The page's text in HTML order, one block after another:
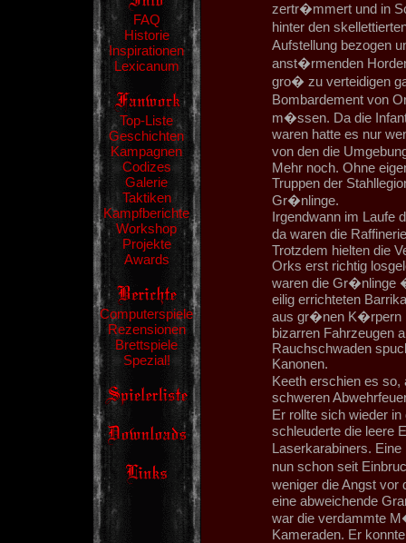
FAQ
Historie
Inspirationen
Lexicanum
Top-Liste
Geschichten
Kampagnen
Codizes
Galerie
Taktiken
Kampfberichte
Workshop
Projekte
Awards
Computerspiele
Rezensionen
Brettspiele
Spezial!
zertr�mmert und in
hinter den
Aufstellung bezogen
anst�rmenden
gro� zu verteidigen
Bombardement von
m�ssen. Da die
waren hatte es nur
von den die
Mehr noch. Ohne
Truppen der
Gr�nlinge.
Irgendwann im Laufe
da waren die
Trotzdem hielten die
Orks erst richtig
waren die Gr�nlinge
eilig errichteten
aus gr�nen K�rpern
bizarren Fahrzeugen
Rauchschwaden
Kanonen.
Keeth erschien es
schweren
Er rollte sich wieder
schleuderte die leere
Laserkarabiners.
nun schon seit
weniger die Angst
eine abweichende
war die verdammte
Kameraden. Er